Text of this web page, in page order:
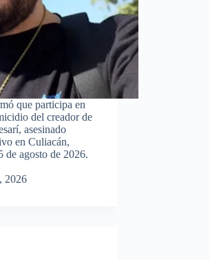
que participa en
del creador de
asesinado
en Culiacán,
de agosto de 2026.
2026